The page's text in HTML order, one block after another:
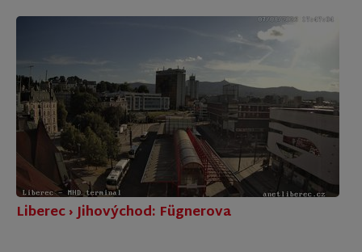
Liberec › Jihovýchod: Fügnerova